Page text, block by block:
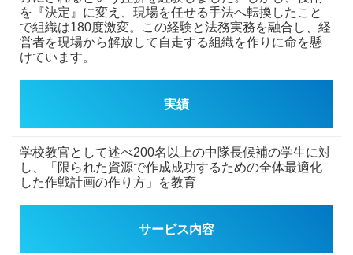
を『決定』に変え、現場を任せる手法へ転換したこと
で組織は180度激変。この経験と法務実務を融合し、経
営者を現場から解放して自走する組織を作りに命を懸
けています。
実績
学校教官として述べ200名以上の中隊長候補の学生に対
し、「限られた資源で作成成功するための全体最適化
した作戦計画の作り方」を教育
サービス内容